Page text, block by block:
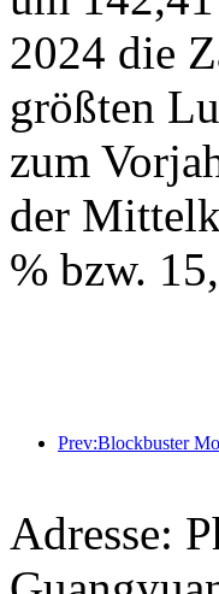
2024 die
größten
zum
der
% bzw.
Adresse: